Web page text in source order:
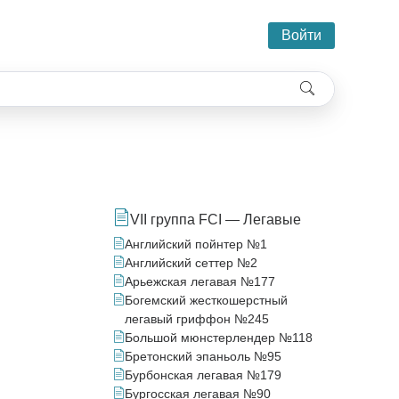
Войти
VII группа FCI — Легавые
Английский пойнтер №1
Английский сеттер №2
Арьежская легавая №177
Богемский жесткошерстный
легавый гриффон №245
Большой мюнстерлендер №118
Бретонский эпаньоль №95
Бурбонская легавая №179
Бургосская легавая №90